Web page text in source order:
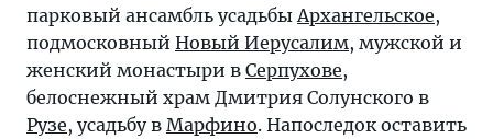
парковый ансамбль усадьбы Архангельское,
подмосковный Новый Иерусалим, мужской и
женский монастыри в Серпухове,
белоснежный храм Дмитрия Солунского в
Рузе, усадьбу в Марфино. Напоследок оставить